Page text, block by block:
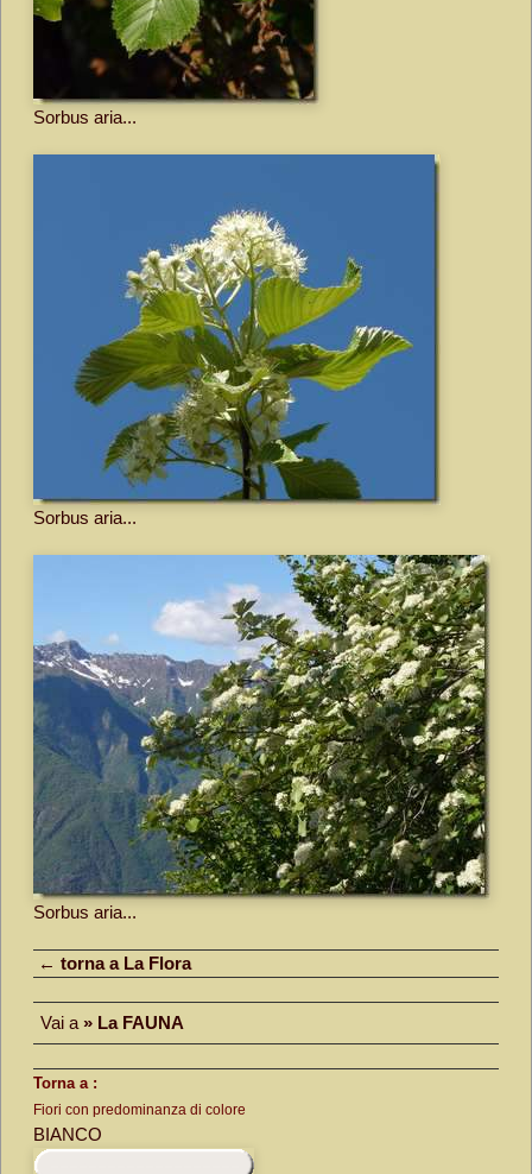
Sorbus aria...
Sorbus aria...
Sorbus aria...
← torna a La Flora
Vai a» La FAUNA
Torna a :
Fiori con predominanza di colore
BIANCO